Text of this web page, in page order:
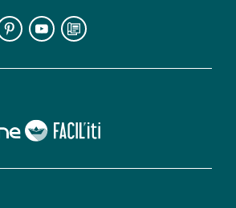
lien vers Faciliti
lien vers l'espace réseaux sociaux lien vers l'espace réseaux sociaux lien vers le blog la redoute